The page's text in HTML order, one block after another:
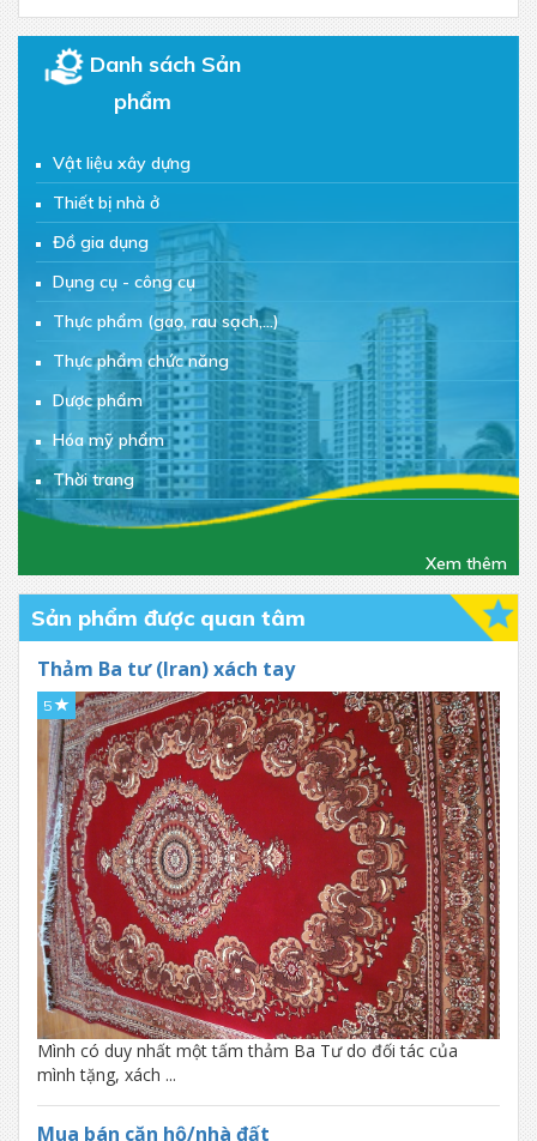
Danh sách Sản
phẩm
Vật liệu xây dựng
Thiết bị nhà ở
Đồ gia dụng
Dụng cụ - công cụ
Thực phẩm (gaọ, rau sạch,...)
Thực phẩm chức năng
Dược phẩm
Hóa mỹ phẩm
Thời trang
Mua bán đồ cũ
Mua bán căn hộ/nhà đất
Trang trí ban công
Thiết bị và vật tư y tế
Đồ gỗ gia đình- công sở
Ván sàn/Sàn gỗ
Xem thêm
Sản phẩm được quan tâm
Thảm Ba tư (Iran) xách tay
5
Mình có duy nhất một tấm thảm Ba Tư do đối tác của
mình tặng, xách ...
Mua bán căn hộ/nhà đất